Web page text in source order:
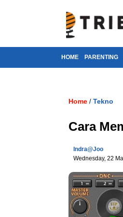
HOME PARENTING
Home / Tekno
Cara
Indra@joo
Wednesday, 22